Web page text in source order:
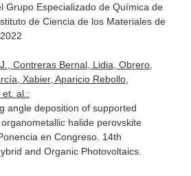
Grupo Especializado de Química de
de Ciencia de los Materiales de
Contreras Bernal, Lidia, Obrero,
Xabier, Aparicio Rebollo,
et. al.:
angle deposition of supported
halide perovskite
en Congreso. 14th
and Organic Photovoltaics.